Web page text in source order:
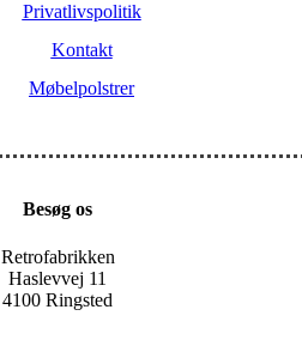
Privatlivspolitik
Kontakt
Møbelpolstrer
Besøg os
Retrofabrikken
Haslevvej 11
4100 Ringsted